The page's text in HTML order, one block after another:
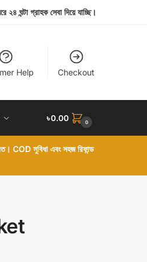
২৪ ঘন্টা গ্রাহক সেবা দিয়ে যাচ্ছি।
Help Checkout
৳0.00 0
COD সুবিধা এবং সহজ রিফান্ড